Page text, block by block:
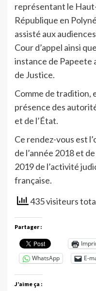
représentant le
République en
assisté aux
Cour d’appel ainsi
instance de Papeete
de Justice.
Comme de tradition,
présence des
et de l’État.
Ce rendez-vous est
de l’année 2018 et
2019 de l’activité
française.
435 visiteurs
Partager :
WhatsApp
E-
J’aime ça :